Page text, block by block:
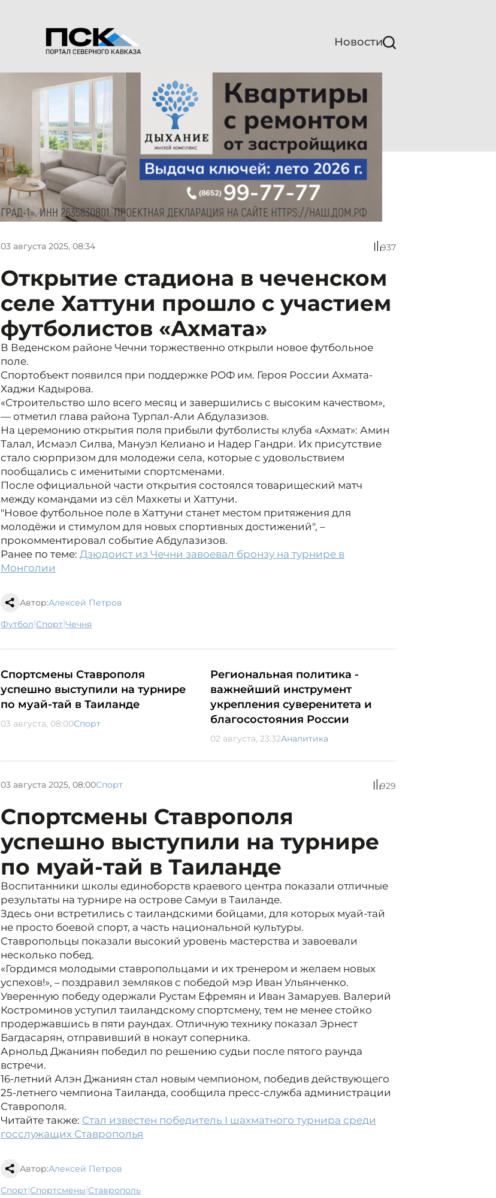
Новости
03 августа 2025, 08:34 937
Открытие стадиона в чеченском
селе Хаттуни прошло с участием
футболистов «Ахмата»
В Веденском районе Чечни торжественно открыли новое футбольное
поле.
Спортобъект появился при поддержке РОФ им. Героя России Ахмата-
Хаджи Кадырова.
«Строительство шло всего месяц и завершились с высоким качеством»,
— отметил глава района Турпал-Али Абдулазизов.
На церемонию открытия поля прибыли футболисты клуба «Ахмат»: Амин
Талал, Исмаэл Силва, Мануэл Келиано и Надер Гандри. Их присутствие
стало сюрпризом для молодежи села, которые с удовольствием
пообщались с именитыми спортсменами.
После официальной части открытия состоялся товарищеский матч
между командами из сёл Махкеты и Хаттуни.
"Новое футбольное поле в Хаттуни станет местом притяжения для
молодёжи и стимулом для новых спортивных достижений", –
прокомментировал событие Абдулазизов.
Ранее по теме: Дзюдоист из Чечни завоевал бронзу на турнире в
Монголии
Автор:Алексей Петров
футбол| спорт| Чечня
Спортсмены Ставрополя
успешно выступили на турнире
по муай-тай в Таиланде
03 августа, 08:00Спорт
Региональная политика -
важнейший инструмент
укрепления суверенитета и
благосостояния России
02 августа, 23:32Аналитика
03 августа 2025, 08:00Спорт 929
Спортсмены Ставрополя
успешно выступили на турнире
по муай-тай в Таиланде
Воспитанники школы единоборств краевого центра показали отличные
результаты на турнире на острове Самуи в Таиланде.
Здесь они встретились с таиландскими бойцами, для которых муай-тай
не просто боевой спорт, а часть национальной культуры.
Ставропольцы показали высокий уровень мастерства и завоевали
несколько побед.
«Гордимся молодыми ставропольцами и их тренером и желаем новых
успехов!», – поздравил земляков с победой мэр Иван Ульянченко.
Уверенную победу одержали Рустам Ефремян и Иван Замаруев. Валерий
Костроминов уступил таиландскому спортсмену, тем не менее стойко
продержавшись в пяти раундах. Отличную технику показал Эрнест
Багдасарян, отправивший в нокаут соперника.
Арнольд Джаниян победил по решению судьи после пятого раунда
встречи.
16-летний Алэн Джаниян стал новым чемпионом, победив действующего
25-летнего чемпиона Таиланда, сообщила пресс-служба администрации
Ставрополя.
Читайте также: Стал известен победитель I шахматного турнира среди
госслужащих Ставрополья
Автор:Алексей Петров
спорт| спортсмены| Ставрополь